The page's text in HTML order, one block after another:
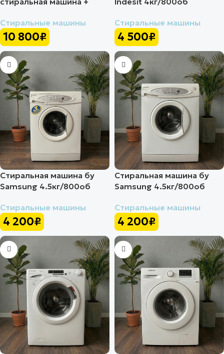
Стиральные машины
10 800₽
Стиральные машины
4 500₽
Стиральная машина бу
Samsung 4.5кг/800об
Стиральные машины
4 200₽
Стиральная машина бу
Samsung 4.5кг/800об
Стиральные машины
4 200₽